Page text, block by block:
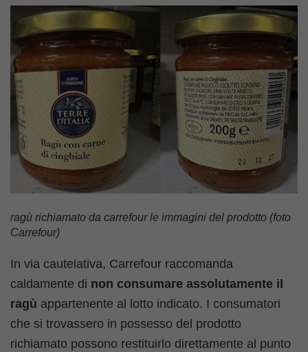
ragù richiamato da carrefour le immagini del prodotto (foto
Carrefour)
In via cautelativa, Carrefour raccomanda
caldamente di non consumare assolutamente il
ragù appartenente al lotto indicato. I consumatori
che si trovassero in possesso del prodotto
richiamato possono restituirlo direttamente al punto